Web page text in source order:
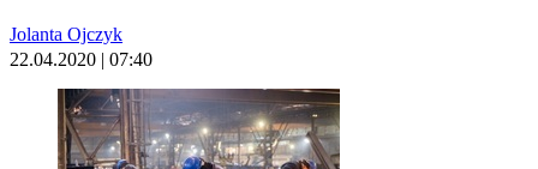
Jolanta Ojczyk
22.04.2020 | 07:40